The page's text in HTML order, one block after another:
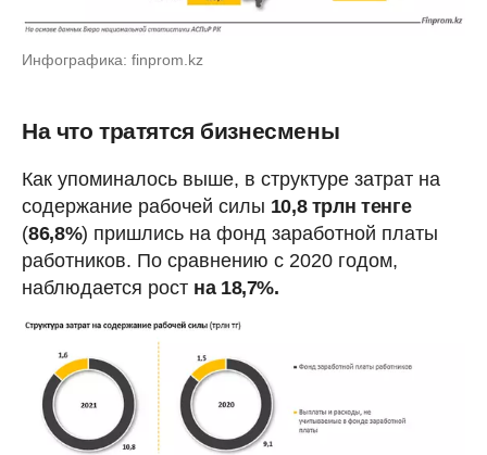
Инфографика: finprom.kz
На что тратятся бизнесмены
Как упоминалось выше, в структуре затрат на
содержание рабочей силы 10,8 трлн тенге
(86,8%) пришлись на фонд заработной платы
работников. По сравнению с 2020 годом,
наблюдается рост на 18,7%.